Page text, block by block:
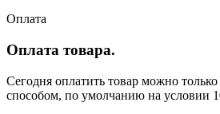
Оплата
Оплата товара.
Сегодня оплатить товар можно
способом, по умолчанию на условии